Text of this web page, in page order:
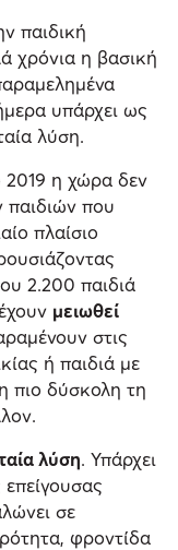
παιδική
χρόνια η βασική
υπάρχει ως
λύση.
2019 η χώρα δεν
παιδιών που
πλαίσιο
2.200 παιδιά
μειωθεί
στις
ή παιδιά με
πιο δύσκολη τη
λύση. Υπάρχει
σε
φροντίδα